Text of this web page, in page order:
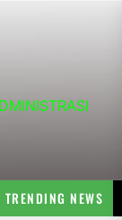
TRENDING NEWS